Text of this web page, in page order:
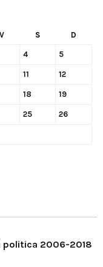
V S D
4 5
11 12
18 19
25 26
politica 2006-2018